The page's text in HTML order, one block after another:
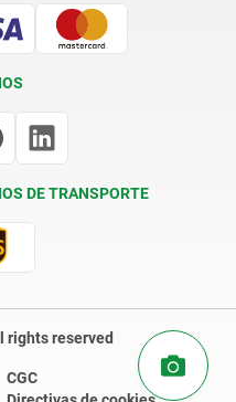
DE TRANSPORTE
rights reserved
CGC